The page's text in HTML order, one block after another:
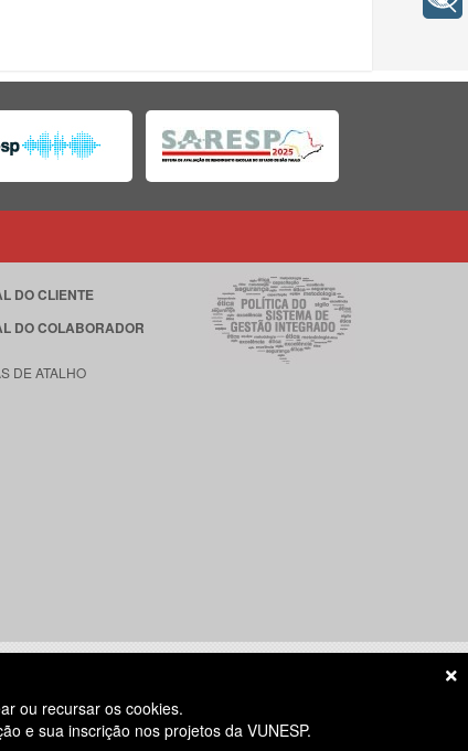
DO CLIENTE
DO COLABORADOR
DE ATALHO
das 8h às 18h
ou recursar os cookies.
e sua inscrição nos projetos da VUNESP.